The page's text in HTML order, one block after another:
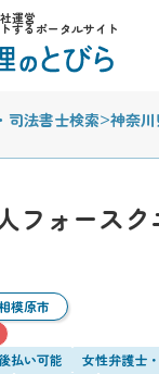
運営
するポータルサイト
法書士検索>神奈
フォース
模原市
払い可能
女性弁護士